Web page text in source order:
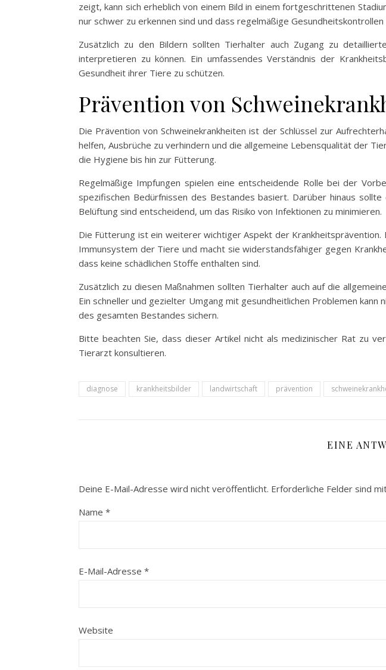
zeigt, kann sich erheblich von einem Bild in einem fortgeschrittenen
nur schwer zu erkennen sind und dass regelmäßige
Zusätzlich zu den Bildern sollten Tierhalter auch Zugang zu
interpretieren zu können. Ein umfassendes Verständnis der
Gesundheit ihrer Tiere zu schützen.
Prävention von
Die Prävention von Schweinekrankheiten ist der Schlüssel zur
helfen, Ausbrüche zu verhindern und die allgemeine Lebensqualität der
die Hygiene bis hin zur Fütterung.
Regelmäßige Impfungen spielen eine entscheidende Rolle bei der
spezifischen Bedürfnissen des Bestandes basiert. Darüber hinaus
Belüftung sind entscheidend, um das Risiko von Infektionen zu minimieren.
Die Fütterung ist ein weiterer wichtiger Aspekt der
Immunsystem der Tiere und macht sie widerstandsfähiger gegen
dass keine schädlichen Stoffe enthalten sind.
Zusätzlich zu diesen Maßnahmen sollten Tierhalter auch auf die
Ein schneller und gezielter Umgang mit gesundheitlichen Problemen
des gesamten Bestandes sichern.
Bitte beachten Sie, dass dieser Artikel nicht als medizinischer Rat zu
Tierarzt konsultieren.
diagnose krankheitsbilder landwirtschaft prävention
EINE
Deine E-Mail-Adresse wird nicht veröffentlicht. Erforderliche Felder sind
Name *
E-Mail-Adresse *
Website